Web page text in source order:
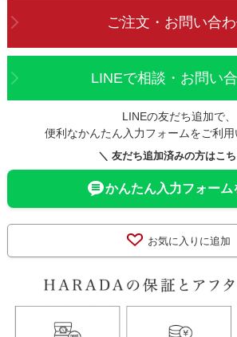
ご注文・お問い合
LINEで相談・お問い
LINEの友だち追加で、
便利なかんたん入力フォームをご利用
＼ 友だち追加済みの方はこ
かんたん入力フォーム
お気に入りに追加